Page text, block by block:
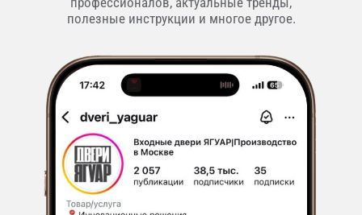
полезные инструкции и многое другое.